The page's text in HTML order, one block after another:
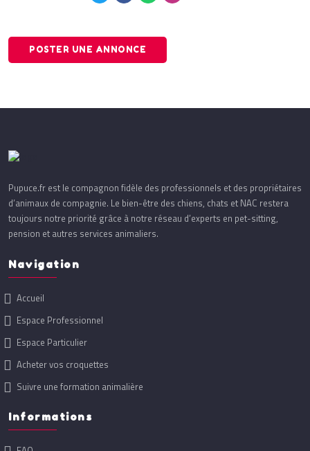
POSTER UNE ANNONCE
Pupuce.fr est le compagnon fidèle des professionnels et des propriétaires
d’animaux de compagnie. Le bien-être des chiens, chats et NAC restera
toujours notre priorité grâce à notre réseau d’experts en pet-sitting,
pension et autres services animaliers.
Navigation
Accueil
Espace Professionnel
Espace Particulier
Acheter vos croquettes
Suivre une formation animalière
Informations